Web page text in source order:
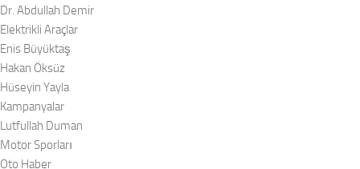
Dr. Abdullah Demir
Elektrikli Araçlar
Enis Büyüktaş
Hakan Öksüz
Hüseyin Yayla
Kampanyalar
Lutfullah Duman
Motor Sporları
Oto Haber